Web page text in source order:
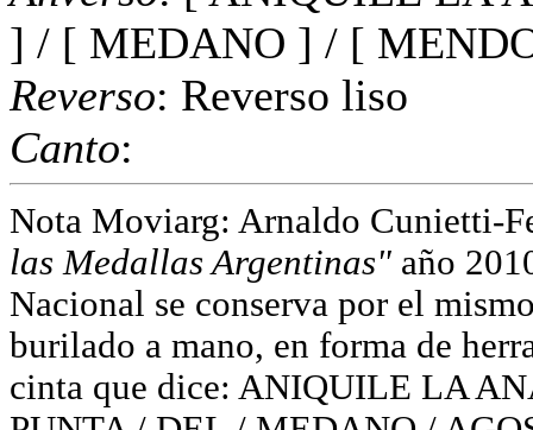
] / [ MEDANO ] / [
Reverso: Reverso liso
Canto:
Nota Moviarg: Arnaldo Cunietti-
las Medallas Argentinas" año
Nacional se conserva por el
burilado a mano, en forma de
cinta que dice: ANIQUILE LA